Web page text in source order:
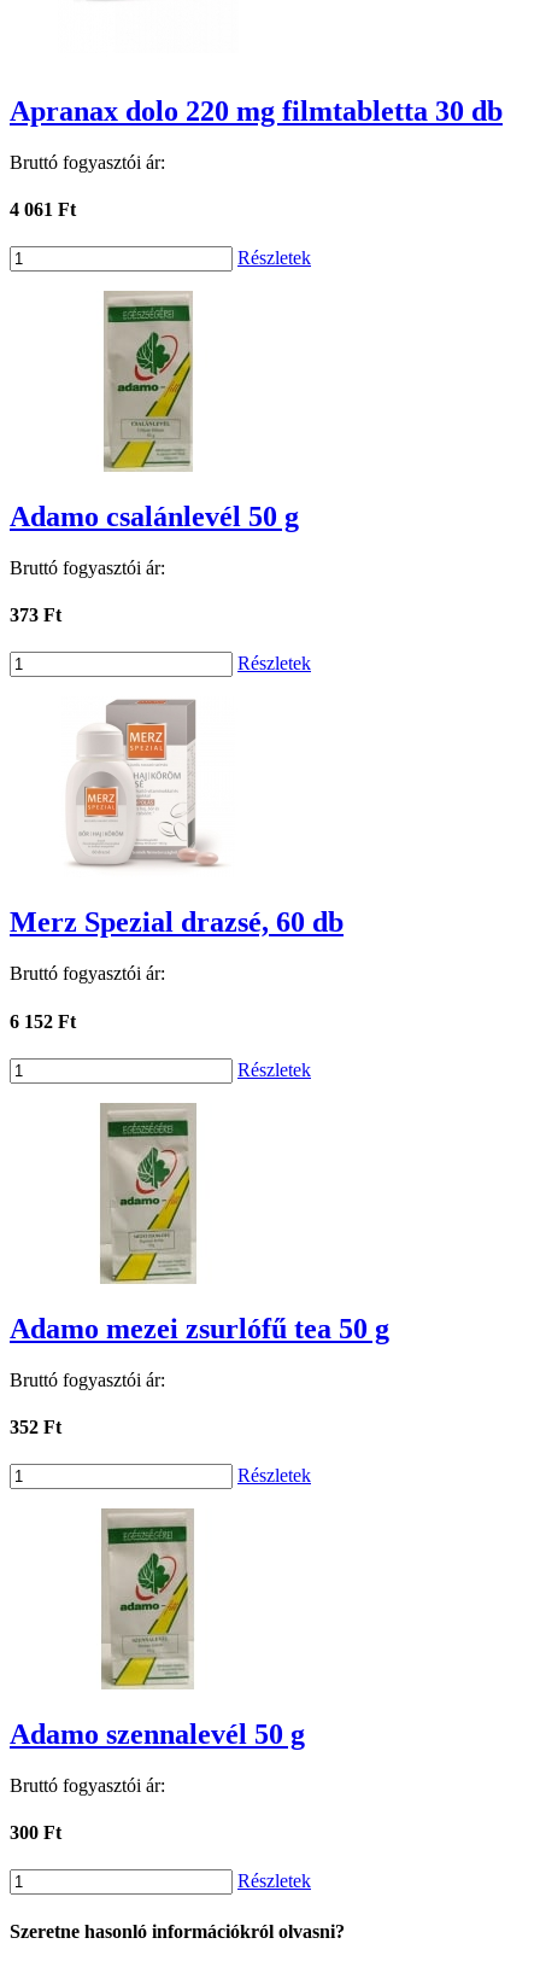
Apranax dolo 220 mg filmtabletta 30 db
Bruttó fogyasztói ár:
4 061 Ft
Részletek
Adamo csalánlevél 50 g
Bruttó fogyasztói ár:
373 Ft
Részletek
Merz Spezial drazsé, 60 db
Bruttó fogyasztói ár:
6 152 Ft
Részletek
Adamo mezei zsurlófű tea 50 g
Bruttó fogyasztói ár:
352 Ft
Részletek
Adamo szennalevél 50 g
Bruttó fogyasztói ár:
300 Ft
Részletek
Szeretne hasonló információkról olvasni?